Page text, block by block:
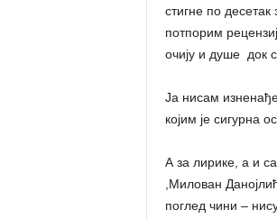
стигне по
потпорим
очију и душе док
Ја нисам
којим је сигурна
А за лирике, а и
,Милован
поглед чини –